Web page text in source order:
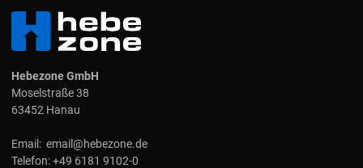
Hebezone GmbH
Moselstraße 38
63452 Hanau
Email: email@hebezone.de
Telefon:+49 6181 9102-0